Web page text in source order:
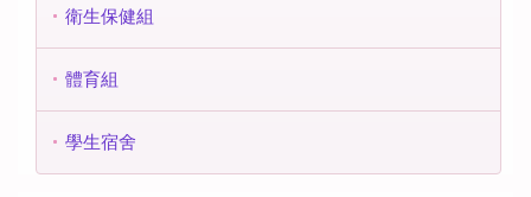
衛生保健組
體育組
學生宿舍